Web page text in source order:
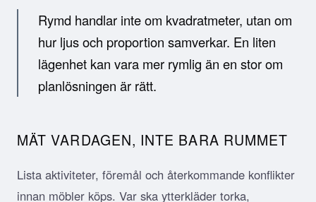
Rymd handlar inte om kvadratmeter, utan om
hur ljus och proportion samverkar. En liten
lägenhet kan vara mer rymlig än en stor om
planlösningen är rätt.
MÄT VARDAGEN, INTE BARA RUMMET
Lista aktiviteter, föremål och återkommande konflikter
innan möbler köps. Var ska ytterkläder torka,